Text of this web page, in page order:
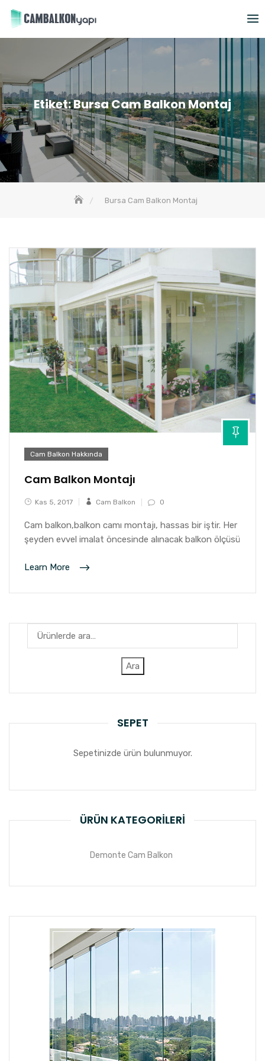
Skip
Etiket:Bursa Cam Balkon Montaj
Bursa Cam Balkon Montaj
Cam Balkon Hakkında
Cam Balkon Montajı
Kas 5, 2017 Cam Balkon 0
Cam balkon,balkon camı montajı, hassas bir iştir. Her
şeyden evvel imalat öncesinde alınacak balkon ölçüsü
Learn More
Ara:
Ara
SEPET
Sepetinizde ürün bulunmuyor.
ÜRÜN KATEGORILERI
Demonte Cam Balkon